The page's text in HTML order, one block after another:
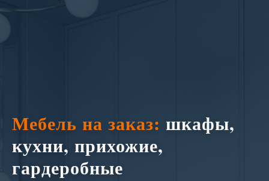
Мебель на заказ: шкафы,
кухни, прихожие,
гардеробные